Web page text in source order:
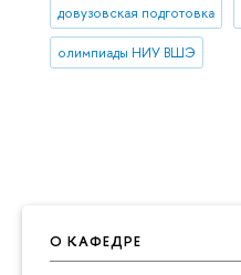
О КАФЕДРЕ
довузовская подготовка
олимпиады НИУ ВШЭ